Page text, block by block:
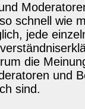
schnell wie
jede
die
und
sind.